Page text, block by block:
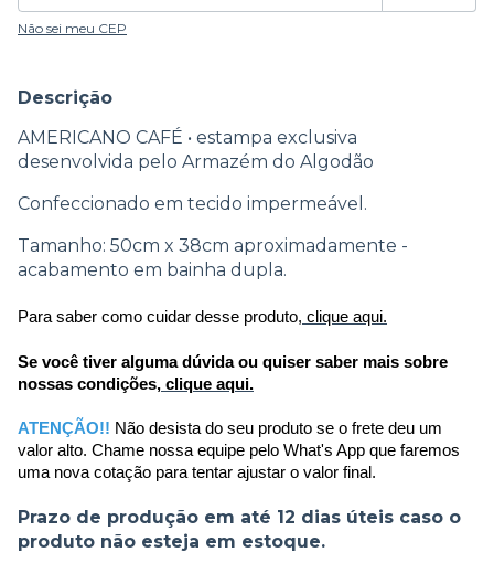
Não sei meu CEP
Descrição
AMERICANO CAFÉ • estampa exclusiva
desenvolvida pelo Armazém do Algodão
Confeccionado em tecido impermeável.
Tamanho: 50cm x 38cm aproximadamente -
acabamento em bainha dupla.
Para saber como cuidar desse produto, clique aqui.
Se você tiver alguma dúvida ou quiser saber mais sobre
nossas condições, clique aqui.
ATENÇÃO!! Não desista do seu produto se o frete deu um
valor alto. Chame nossa equipe pelo What's App que faremos
uma nova cotação para tentar ajustar o valor final.
Prazo de produção em até 12 dias úteis caso o
produto não esteja em estoque.